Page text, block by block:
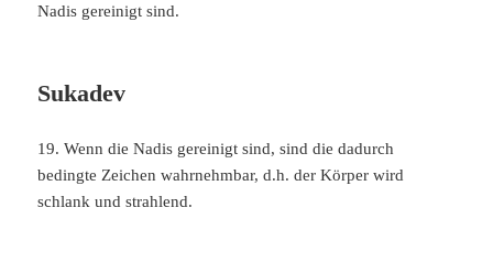
Nadis gereinigt sind.
Sukadev
19. Wenn die Nadis gereinigt sind, sind die dadurch
bedingte Zeichen wahrnehmbar, d.h. der Körper wird
schlank und strahlend.